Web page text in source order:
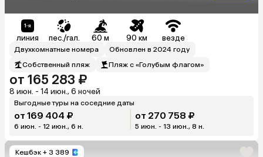
линия пес./гал. 60 м 90 км везде
Двухкомнатные номера
Обновлен в 2024 году
Собственный пляж
Пляж с «Голубым флагом»
от 165 283 ₽
8 июн. - 14 июн., 6 ночей
Выгодные туры на соседние даты
от 169 404 ₽
6 июн. - 12 июн., 6 н.
от 270 758 ₽
5 июн. - 13 июн., 8 н.
Кешбэк + 3 389